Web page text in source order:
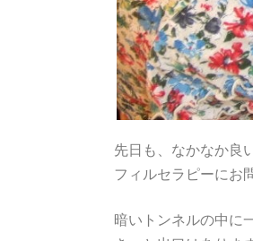
先日も、なかなか良
フィルセラピーにお
暗いトンネルの中に